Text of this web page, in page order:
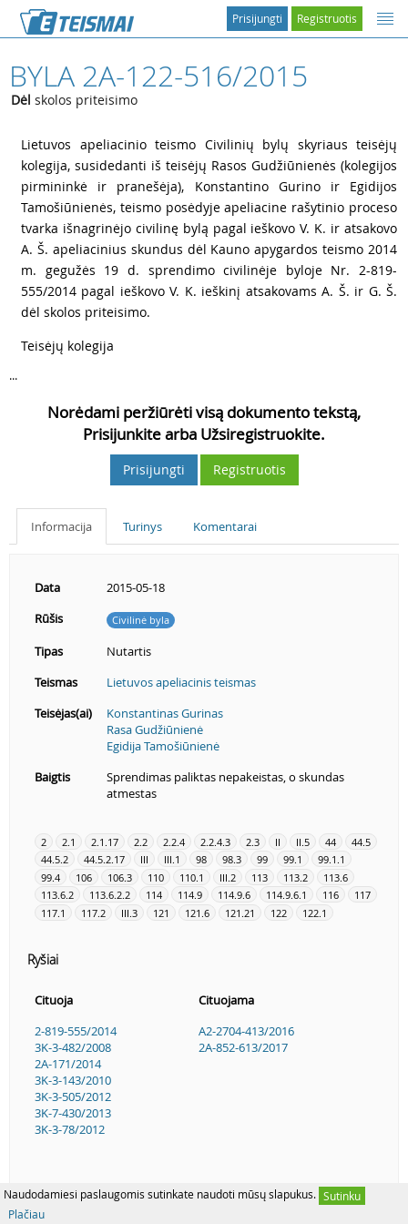
Naudodamiesi paslaugomis sutinkate naudoti mūsų slapukus. Sutinku
Plačiau
Registruotis
Prisijungti
BYLA 2A-122-516/2015
Dėl skolos priteisimo
Lietuvos apeliacinio teismo Civilinių bylų skyriaus teisėjų
kolegija, susidedanti iš teisėjų Rasos Gudžiūnienės (kolegijos
pirmininkė ir pranešėja), Konstantino Gurino ir Egidijos
Tamošiūnienės, teismo posėdyje apeliacine rašytinio proceso
tvarka išnagrinėjo civilinę bylą pagal ieškovo V. K. ir atsakovo
A. Š. apeliacinius skundus dėl Kauno apygardos teismo 2014
m. gegužės 19 d. sprendimo civilinėje byloje Nr. 2-819-
555/2014 pagal ieškovo V. K. ieškinį atsakovams A. Š. ir G. Š.
dėl skolos priteisimo.
Teisėjų kolegija
...
Norėdami peržiūrėti visą dokumento tekstą,
Prisijunkite arba Užsiregistruokite.
Prisijungti Registruotis
Informacija Turinys Komentarai
Data
2015-05-18
Rūšis
Civilinė byla
Tipas
Nutartis
Teismas
Lietuvos apeliacinis teismas
Teisėjas(ai)
Konstantinas Gurinas
Rasa Gudžiūnienė
Egidija Tamošiūnienė
Baigtis
Sprendimas paliktas nepakeistas, o skundas
atmestas
2 2.1 2.1.17 2.2 2.2.4 2.2.4.3 2.3 II II.5 44
44.5
44.5.2
44.5.2.17 III III.1 98 98.3 99 99.1
99.1.1
99.4
106 106.3 110 110.1 III.2 113 113.2
113.6
113.6.2
113.6.2.2 114 114.9 114.9.6 114.9.6.1 116
117
117.1
117.2 III.3 121 121.6 121.21 122 122.1
Ryšiai
Cituoja
Cituojama
2-819-555/2014
3K-3-482/2008
2A-171/2014
3K-3-143/2010
3K-3-505/2012
3K-7-430/2013
3K-3-78/2012
A2-2704-413/2016
2A-852-613/2017